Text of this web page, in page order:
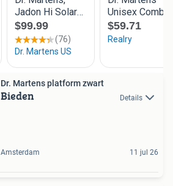
Dr. Martens platform zwart
Bieden Details
Amsterdam 11 jul 26